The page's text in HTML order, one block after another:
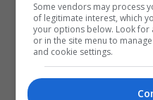
Some vendors may process
of legitimate interest, which
your options below. Look for
or in the site menu to
and cookie settings.